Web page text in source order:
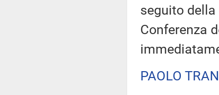
seguito
Conferenza
PAOLO